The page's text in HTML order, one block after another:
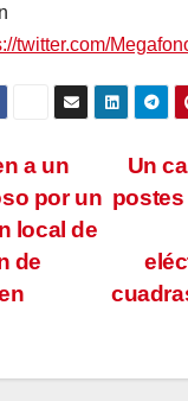
twitter.com/
Un
postes
a un
por un
local de
de